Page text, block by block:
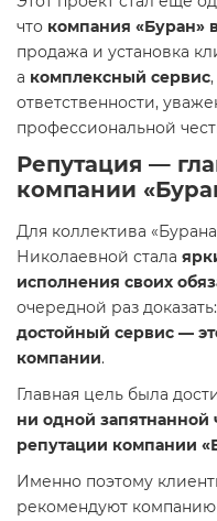
что компания «Буран»
продажа и установка
а комплексный сервис
ответственности,
профессиональной
Репутация —
компании
Для коллектива
Николаевной стала
исполнения своих
очередной раз доказать:
достойный сервис —
компании.
Главная цель была
ни одной запятнанной
репутации компании
Именно поэтому
рекомендуют